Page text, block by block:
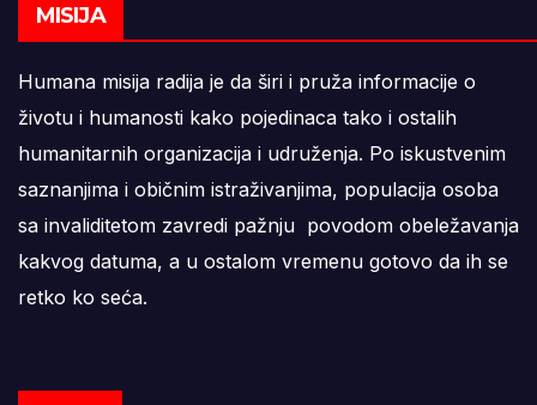
MISIJA
Humana misija radija je da širi i pruža informacije o
životu i humanosti kako pojedinaca tako i ostalih
humanitarnih organizacija i udruženja. Po iskustvenim
saznanjima i običnim istraživanjima, populacija osoba
sa invaliditetom zavredi pažnju povodom obeležavanja
kakvog datuma, a u ostalom vremenu gotovo da ih se
retko ko seća.